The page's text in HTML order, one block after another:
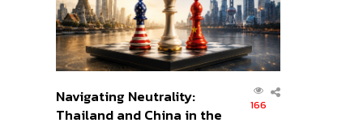
Navigating Neutrality:
Thailand and China in the
166